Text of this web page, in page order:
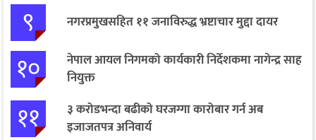
९ नगरप्रमुखसहित ११ जनाविरुद्ध भ्रष्टाचार मुद्दा दायर
१०
नेपाल आयल निगमको कार्यकारी निर्देशकमा नागेन्द्र साह
नियुक्त
११
३ करोडभन्दा बढीको घरजग्गा कारोबार गर्न अब
इजाजतपत्र अनिवार्य